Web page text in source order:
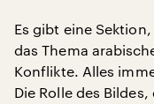
Es gibt eine
das Thema
Konflikte. Alles
Die Rolle des